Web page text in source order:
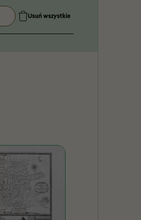
Usuń wszystkie